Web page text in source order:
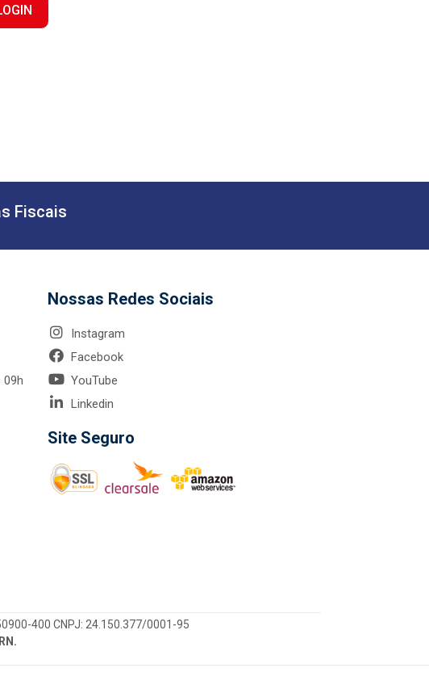
Fiscais
09h
Nossas Redes Sociais
Instagram
Facebook
YouTube
Linkedin
Site Seguro
400 CNPJ: 24.150.377/0001-95